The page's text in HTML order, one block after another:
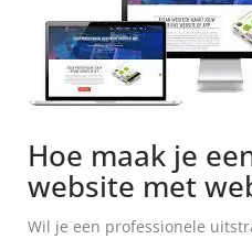
Hoe maak je
website met
Wil je een professionele